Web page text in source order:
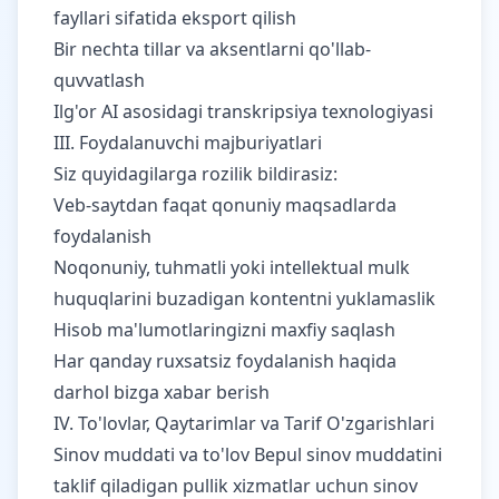
fayllari sifatida eksport qilish
Bir nechta tillar va aksentlarni qo'llab-
quvvatlash
Ilg'or AI asosidagi transkripsiya texnologiyasi
III. Foydalanuvchi majburiyatlari
Siz quyidagilarga rozilik bildirasiz:
Veb-saytdan faqat qonuniy maqsadlarda
foydalanish
Noqonuniy, tuhmatli yoki intellektual mulk
huquqlarini buzadigan kontentni yuklamaslik
Hisob ma'lumotlaringizni maxfiy saqlash
Har qanday ruxsatsiz foydalanish haqida
darhol bizga xabar berish
IV. To'lovlar, Qaytarimlar va Tarif O'zgarishlari
Sinov muddati va to'lov Bepul sinov muddatini
taklif qiladigan pullik xizmatlar uchun sinov